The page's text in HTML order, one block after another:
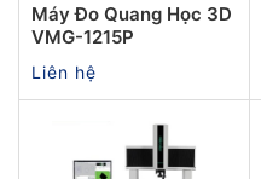
Máy Đo Quang Học 3D
VMG-1215P
Liên hệ